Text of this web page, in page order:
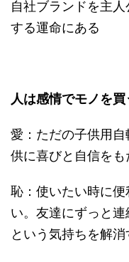
自社ブランドを主
する運命にある
人は感情でモノを買
愛：ただの子供用
供に喜びと自信をも
恥：使いたい時に
い。友達にずっと
という気持ちを解消